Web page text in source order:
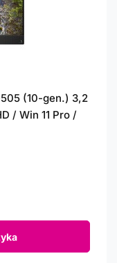
(10-gen.) 3,2
/ Win 11 Pro /